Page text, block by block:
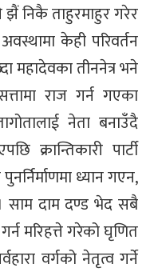
झैं निकै ताहुरमाहुर गरेर
केही परिवर्तन
महादेवका तीननेत्र भने
राज गर्न गएका
नेता बनाउँदै
क्रान्तिकारी पार्टी
ध्यान गएन,
साम दाम दण्ड भेद सबै
मरिहत्ते गरेको घृणित
वर्गको नेतृत्व गर्ने